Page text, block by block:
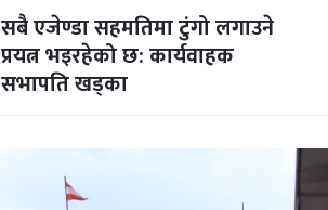
सबै एजेण्डा सहमतिमा टुंगो लगाउने
प्रयत्न भइरहेको छ: कार्यवाहक
सभापति खड्का